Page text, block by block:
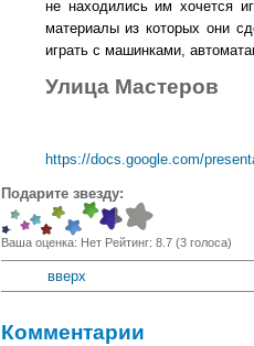
не находились им хочется
материалы из которых они
играть с машинками,
Улица Мастеров
https://docs.google.com/
Подарите звезду:
Ваша оценка: Нет Рейтинг: 8.7 (3голоса)
вверх
Комментарии